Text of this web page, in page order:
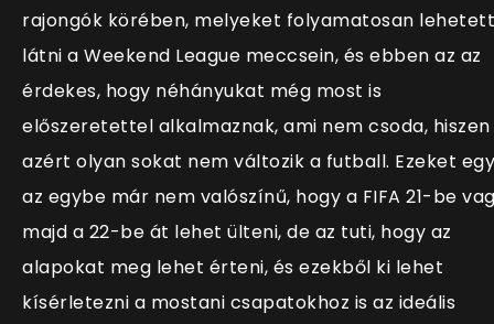
rajongók körében, melyeket folyamatosan lehetett
látni a Weekend League meccsein, és ebben az az
érdekes, hogy néhányukat még most is
előszeretettel alkalmaznak, ami nem csoda, hiszen
azért olyan sokat nem változik a futball. Ezeket egy
az egybe már nem valószínű, hogy a FIFA 21-be
majd a 22-be át lehet ülteni, de az tuti, hogy az
alapokat meg lehet érteni, és ezekből ki lehet
kísérletezni a mostani csapatokhoz is az ideális